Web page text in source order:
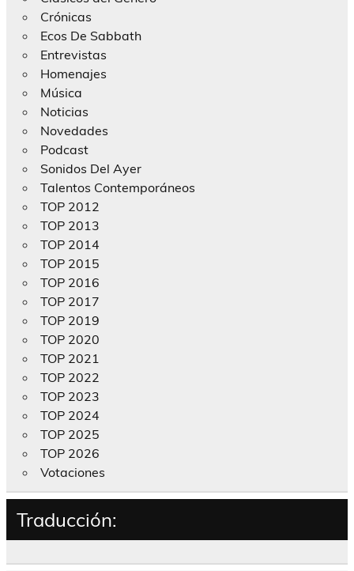
Crónicas
Ecos De Sabbath
Entrevistas
Homenajes
Música
Noticias
Novedades
Podcast
Sonidos Del Ayer
Talentos Contemporáneos
TOP 2012
TOP 2013
TOP 2014
TOP 2015
TOP 2016
TOP 2017
TOP 2019
TOP 2020
TOP 2021
TOP 2022
TOP 2023
TOP 2024
TOP 2025
TOP 2026
Votaciones
Traducción: